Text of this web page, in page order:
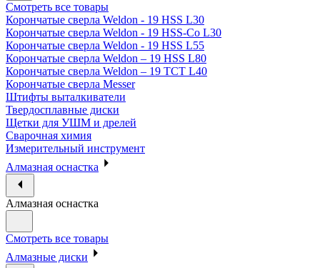
Смотреть все товары
Корончатые сверла Weldon - 19 HSS L30
Корончатые сверла Weldon - 19 HSS-Co L30
Корончатые сверла Weldon - 19 HSS L55
Корончатые сверла Weldon – 19 HSS L80
Корончатые сверла Weldon – 19 TCT L40
Корончатые сверла Messer
Штифты выталкиватели
Твердосплавные диски
Щетки для УШМ и дрелей
Сварочная химия
Измерительный инструмент
Алмазная оснастка
Алмазная оснастка
Смотреть все товары
Алмазные диски